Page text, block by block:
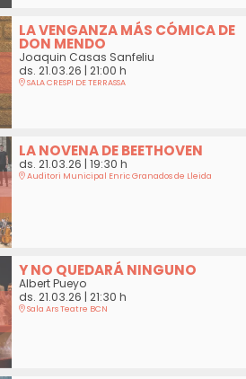
LA VENGANZA MÁS CÓMICA DE
DON MENDO
Joaquin Casas Sanfeliu
ds. 21.03.26 | 21:00 h
SALA CRESPI DE TERRASSA
LA NOVENA DE BEETHOVEN
ds. 21.03.26 | 19:30 h
Auditori Municipal Enric Granados de Lleida
Y NO QUEDARÁ NINGUNO
Albert Pueyo
ds. 21.03.26 | 21:30 h
Sala Ars Teatre BCN